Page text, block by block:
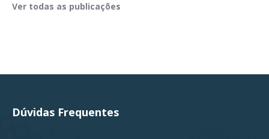
Ver todas as publicações
Dúvidas Frequentes